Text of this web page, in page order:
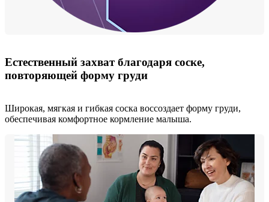
Естественный захват благодаря соске,
повторяющей форму груди
Широкая, мягкая и гибкая соска воссоздает форму груди,
обеспечивая комфортное кормление малыша.